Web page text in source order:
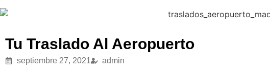
Tu Traslado Al Aeropuerto
septiembre 27, 2021 admin